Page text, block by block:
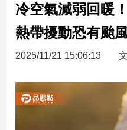
台
財
新
產
經/
冷空氣減弱回暖
熱帶擾動恐有颱
2025/11/21 15:06:13